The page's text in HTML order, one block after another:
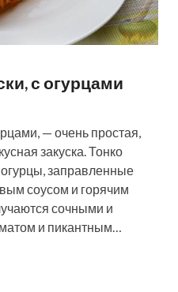
с огурцами
— очень простая,
закуска. Тонко
заправленные
соусом и горячим
сочными и
и пикантным…